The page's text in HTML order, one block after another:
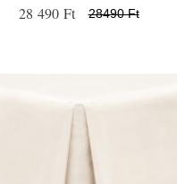
28 490 Ft 28490 Ft